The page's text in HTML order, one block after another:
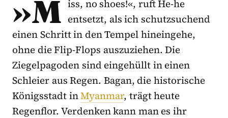
»M iss, no shoes!«, ruft He-he
entsetzt, als ich schutzsuchend
einen Schritt in den Tempel hineingehe,
ohne die Flip-Flops auszuziehen. Die
Ziegelpagoden sind eingehüllt in einen
Schleier aus Regen. Bagan, die historische
Königsstadt inMyanmar, trägt heute
Regenflor. Verdenken kann man es ihr